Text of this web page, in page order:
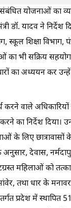
योजनाओं का
डॉ. यादव ने
स्कूल शिक्षा विभाग,
का भी सक्रिय
का अध्ययन कर
वाले अधिकारियों
का निर्देश
लिए छात्रावासों के
अनुसार, देवास,
महिलाओं को
तथा धार के
प्रदेश में स्थापित